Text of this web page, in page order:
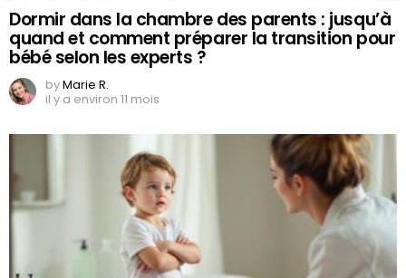
Dormir dans la chambre des parents : jusqu’à
quand et comment préparer la transition pour
bébé selon les experts ?
byMarie R.
il y a environ 11 mois